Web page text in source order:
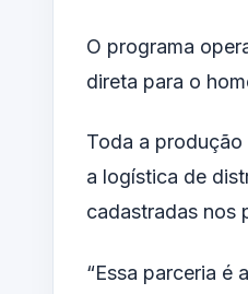
O programa
direta para o
Toda a
a logística de
cadastradas nos
“Essa parceria é